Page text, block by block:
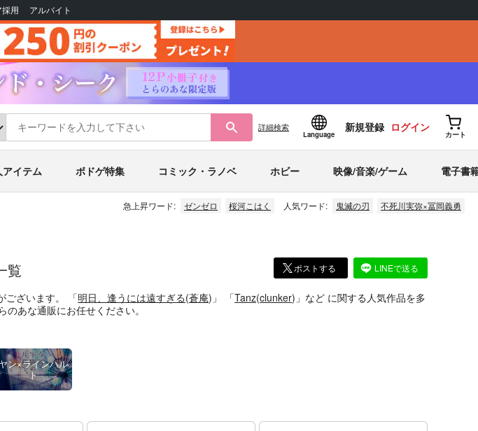
用 アルバイト
詳細検索
Language
新規登録 ログイン
カート
アイテム ボドゲ特集 コミック・ラノベ ホビー 映像/音楽/ゲーム 電子書
急上昇ワード: ゼンゼロ 桜河こはく 人気ワード: 鬼滅の刃 不死川実弥×冨岡義勇
ポストする LINEで送る
覧
ございます。 「明日、逢うには遠すぎる(蒼庵)」 「Tanz(clunker)」 など に関する人気作品を多
のあな通販にお任せください。
ヤン×ラインハル
ト